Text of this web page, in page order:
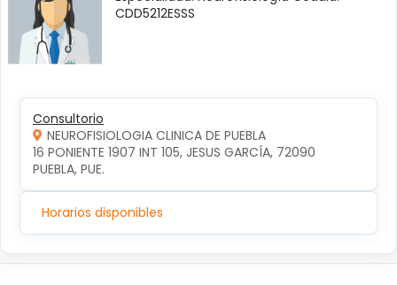
CDD5212ESSS
Consultorio
NEUROFISIOLOGIA CLINICA DE PUEBLA
16 PONIENTE 1907 INT 105, JESUS GARCÍA, 72090
PUEBLA, PUE.
Horarios disponibles